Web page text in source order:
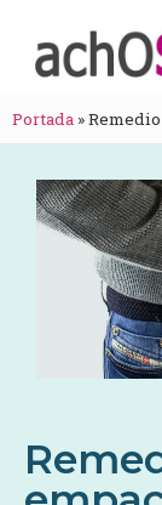
Portada »